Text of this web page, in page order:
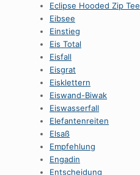
Eclipse Hooded Zip Tee
Eibsee
Einstieg
Eis Total
Eisfall
Eisgrat
Eisklettern
Eiswand-Biwak
Eiswasserfall
Elefantenreiten
Elsaß
Empfehlung
Engadin
Entscheidung